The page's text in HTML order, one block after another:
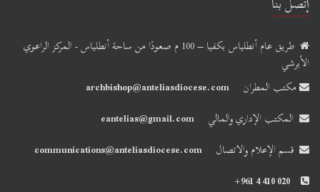
طريق عام أنطلياس بكفيا – 100 م صعودًا من ساحة أنطلياس - المركز الراعوي
الأبرشي
مكتب المطران
archbishop@anteliasdiocese.com
المكتب الإداري والمالي
eantelias@gmail.com
قسم الإعلام والاتصال
communications@anteliasdiocese.com
+961 4 410 020